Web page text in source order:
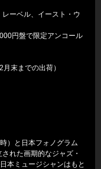
ーベル、イースト・ウ
円盤で限定アンコール
末までの出荷）
）と日本フォノグラム
れた画期的なジャズ・
本ミュージシャンはもと